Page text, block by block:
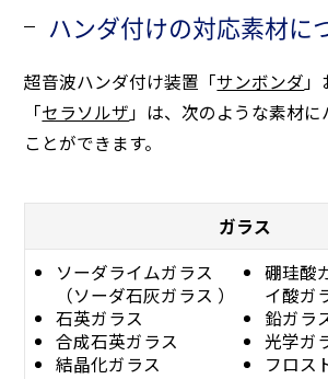
ハンダ付けの対応素材に
超音波ハンダ付け装置「サンボンダ
「セラソルザ 」は、次のような素材
ことができます。
ガラス
ソーダライムガラス
（ソーダ石灰ガラス ）
硼珪酸
イ酸ガ
石英ガラス
鉛ガラ
合成石英ガラス
光学ガ
結晶化ガラス
フロス